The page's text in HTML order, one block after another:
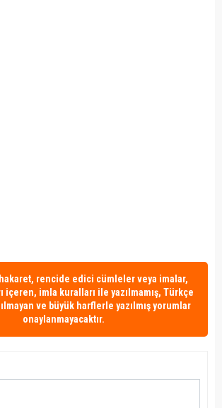
hakaret, rencide edici cümleler veya imalar,
içeren, imla kuralları ile yazılmamış, Türkçe
ve büyük harflerle yazılmış yorumlar
onaylanmayacaktır.